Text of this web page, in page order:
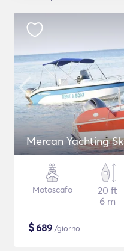
Mercan Yachting
Motoscafo
20 ft
6 m
$689 /giorno